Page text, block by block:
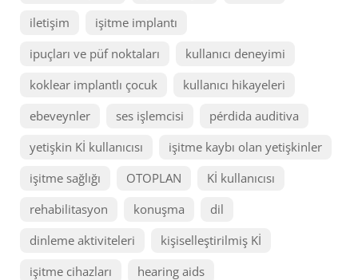
iletişim
işitme implantı
ipuçları ve püf noktaları
kullanıcı deneyimi
koklear implantlı çocuk
kullanıcı hikayeleri
ebeveynler
ses işlemcisi
pérdida auditiva
yetişkin Kİ kullanıcısı
işitme kaybı olan yetişkinler
işitme sağlığı
OTOPLAN
Kİ kullanıcısı
rehabilitasyon
konuşma
dil
dinleme aktiviteleri
kişiselleştirilmiş Kİ
işitme cihazları
hearing aids